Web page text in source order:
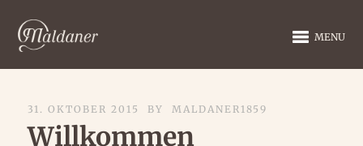
MENU
31. OKTOBER 2015 BY MALDANER1859
Willkommen